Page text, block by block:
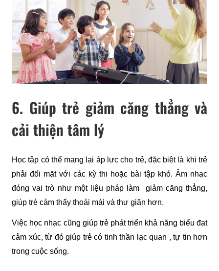
6. Giúp trẻ giảm căng thẳng và
cải thiện tâm lý
Học tập có thể mang lại áp lực cho trẻ, đặc biệt là khi trẻ
phải đối mặt với các kỳ thi hoặc bài tập khó. Âm nhạc
đóng vai trò như một liệu pháp làm  giảm căng thẳng,
giúp trẻ cảm thấy thoải mái và thư giãn hơn.
Việc học nhạc cũng giúp trẻ phát triển khả năng biểu đạt
cảm xúc, từ đó giúp trẻ có tinh thần lạc quan , tự tin hơn
trong cuộc sống.